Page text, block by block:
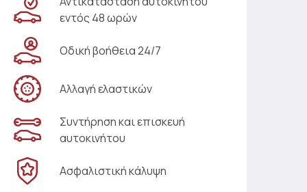
εντός 48 ωρών
Οδική βοήθεια 24/7
Αλλαγή ελαστικών
Συντήρηση και επισκευή
αυτοκινήτου
Ασφαλιστική κάλυψη